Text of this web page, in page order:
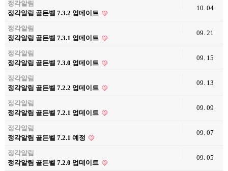
정각알림
정각알림 골든벨 7.3.2 업데이트
10. 04
정각알림
정각알림 골든벨 7.3.1 업데이트
09. 21
정각알림
정각알림 골든벨 7.3.0 업데이트
09. 15
정각알림
정각알림 골든벨 7.2.2 업데이트
09. 13
정각알림
정각알림 골든벨 7.2.1 업데이트
09. 09
정각알림
정각알림 골든벨 7.2.1 예정
09. 07
정각알림
정각알림 골든벨 7.2.0 업데이트
09. 05